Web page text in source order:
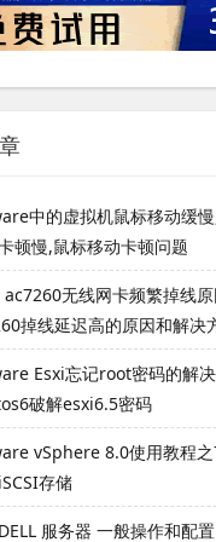
中的虚拟机鼠标移动缓
顿慢,鼠标移动卡顿问题
无线网卡频繁掉线
掉线延迟高的原因和解决
Esxi忘记root密码的解
破解esxi6.5密码
vSphere 8.0使用教程之
存储
服务器 一般操作和配置